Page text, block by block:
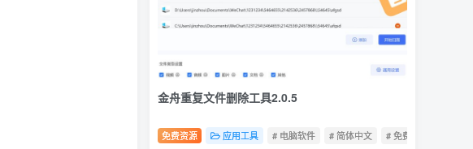
金舟重复文件删除工具2.0.5
免费资源 应用工具 # 电脑软件 # 简体中文 # 免费软件